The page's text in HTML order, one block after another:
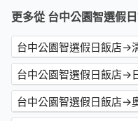
更多從 台中公園智選假
台中公園智選假日飯店→
台中公園智選假日飯店→
台中公園智選假日飯店→